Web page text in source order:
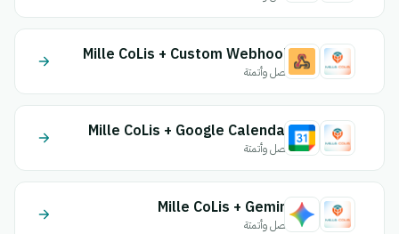
Mille CoLis + Custom Webhook
اتصل وأتمتة
Mille CoLis + Google Calendar
اتصل وأتمتة
Mille CoLis + Gemini
اتصل وأتمتة